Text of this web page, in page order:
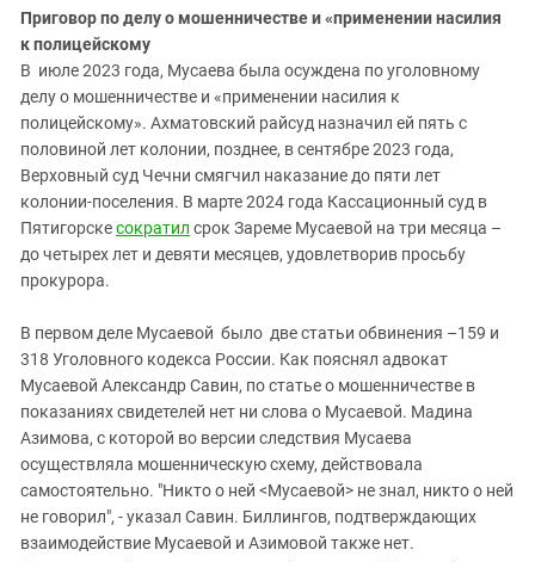
Приговор по делу о мошенничестве и «применении насилия
к полицейскому
В июле 2023 года, Мусаева была осуждена по уголовному
делу о мошенничестве и «применении насилия к
полицейскому». Ахматовский райсуд назначил ей пять с
половиной лет колонии, позднее, в сентябре 2023 года,
Верховный суд Чечни смягчил наказание до пяти лет
колонии‑поселения. В марте 2024 года Кассационный суд в
Пятигорскесократил срок Зареме Мусаевой на три месяца –
до четырех лет и девяти месяцев, удовлетворив просьбу
прокурора.
В первом деле Мусаевой было две статьи обвинения –159 и
318 Уголовного кодекса России. Как пояснял адвокат
Мусаевой Александр Савин, по статье о мошенничестве в
показаниях свидетелей нет ни слова о Мусаевой. Мадина
Азимова, с которой во версии следствия Мусаева
осуществляла мошенническую схему, действовала
самостоятельно. "Никто о ней <Мусаевой> не знал, никто о ней
не говорил", - указал Савин. Биллингов, подтверждающих
взаимодействие Мусаевой и Азимовой также нет.